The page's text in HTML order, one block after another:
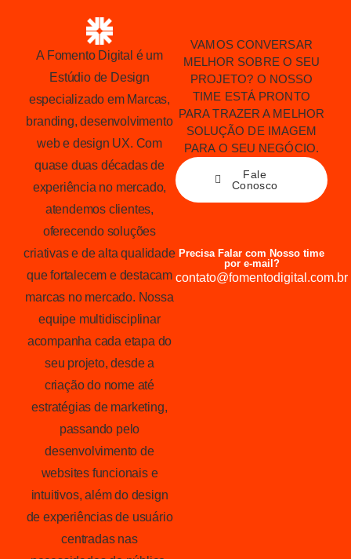
A Fomento Digital é um
Estúdio de Design
especializado em Marcas,
branding, desenvolvimento
web e design UX. Com
quase duas décadas de
experiência no mercado,
atendemos clientes,
oferecendo soluções
criativas e de alta qualidade
que fortalecem e destacam
marcas no mercado. Nossa
equipe multidisciplinar
acompanha cada etapa do
seu projeto, desde a
criação do nome até
estratégias de marketing,
passando pelo
desenvolvimento de
websites funcionais e
intuitivos, além do design
de experiências de usuário
centradas nas
VAMOS CONVERSAR
MELHOR SOBRE O SEU
PROJETO? O NOSSO
TIME ESTÁ PRONTO
PARA TRAZER A MELHOR
SOLUÇÃO DE IMAGEM
PARA O SEU NEGÓCIO.
Fale
Conosco
Precisa Falar com Nosso time
por e-mail?
contato@fomentodigital.com.br